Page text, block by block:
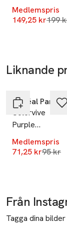
100%
E-post
Medlemspris
149,25 kr199
Liknande
L'Oréal Paris
Colorvive
Purple
Shampoo
Medlemspris
71,25 kr95 kr
Från
Tagga dina